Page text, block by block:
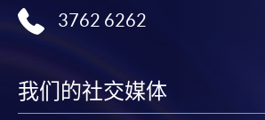
享有十个月免息分期付款优惠，惟课
信用卡持有人。详情请向学院报名中
大部份公开招生的课程（以先到先得
3762 6262
我们的社交媒体